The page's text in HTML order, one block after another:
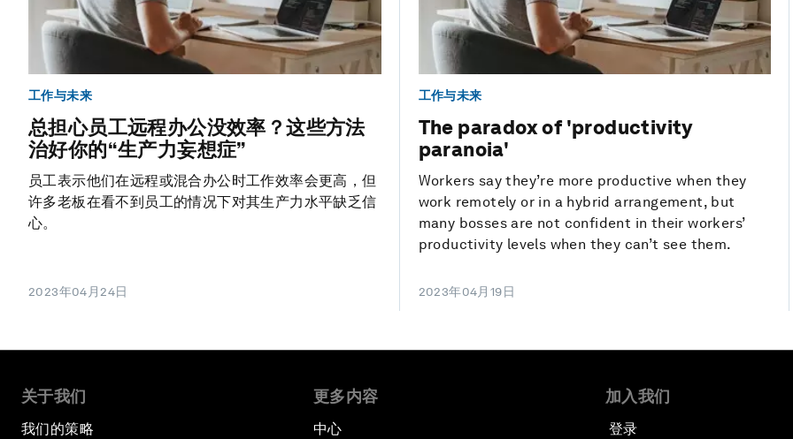
工作与未来
总担心员工远程办公没效率？这些方法
治好你的“生产力妄想症”
员工表示他们在远程或混合办公时工作效率会更高，但
许多老板在看不到员工的情况下对其生产力水平缺乏信
心。
2023年04月24日
工作与未来
The paradox of 'productivity
paranoia'
Workers say they’re more productive when they
work remotely or in a hybrid arrangement, but
many bosses are not confident in their workers’
productivity levels when they can’t see them.
2023年04月19日
关于我们
我们的策略
更多内容
中心
加入我们
登录